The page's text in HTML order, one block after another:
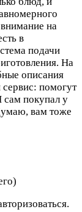
на
в
подачи
На
описания
помогут
сам покупал у
вам тоже